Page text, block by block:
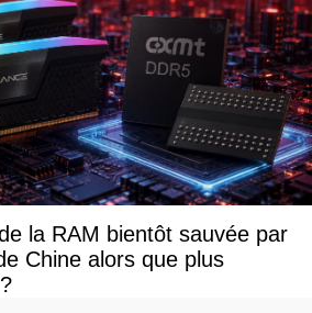
la RAM bientôt sauvée par
Chine alors que plus